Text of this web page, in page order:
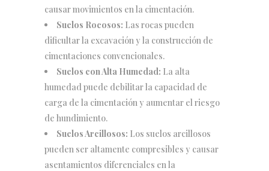
causar movimientos en la cimentación.
Suelos Rocosos: Las rocas pueden
dificultar la excavación y la construcción de
cimentaciones convencionales.
Suelos con Alta Humedad: La alta
humedad puede debilitar la capacidad de
carga de la cimentación y aumentar el riesgo
de hundimiento.
Suelos Arcillosos: Los suelos arcillosos
pueden ser altamente compresibles y causar
asentamientos diferenciales en la